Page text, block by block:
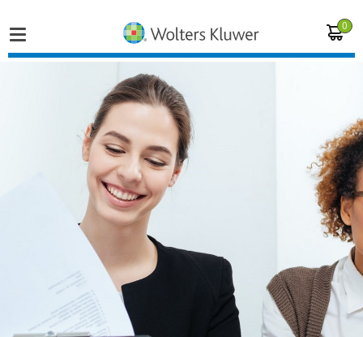
0
Vakgebieden
Opleidingen
Juridisch advies